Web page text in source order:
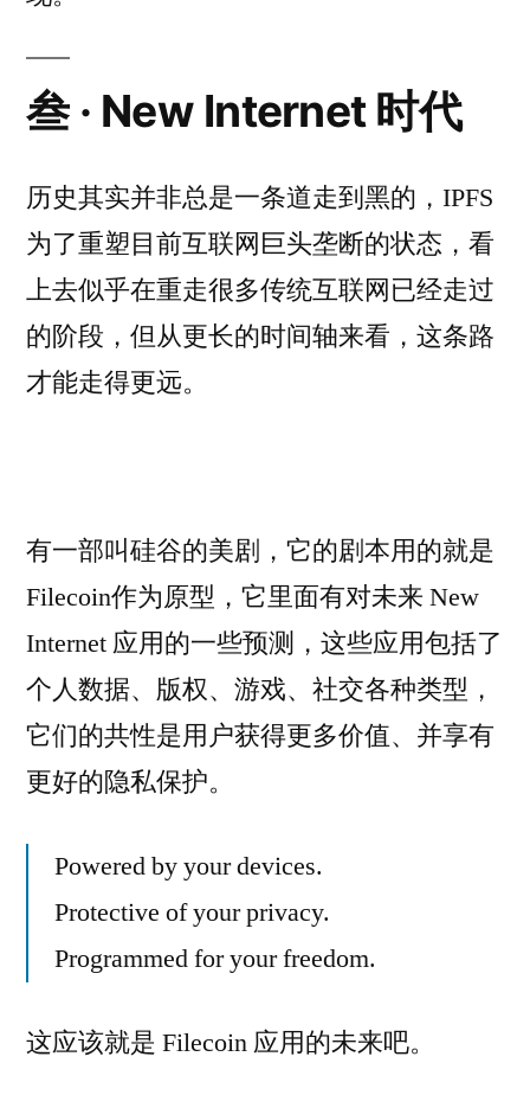
叁 · New Internet 时代
历史其实并非总是一条道走到黑的，IPFS
为了重塑目前互联网巨头垄断的状态，看
上去似乎在重走很多传统互联网已经走过
的阶段，但从更长的时间轴来看，这条路
才能走得更远。
有一部叫硅谷的美剧，它的剧本用的就是
Filecoin作为原型，它里面有对未来 New
Internet 应用的一些预测，这些应用包括了
个人数据、版权、游戏、社交各种类型，
它们的共性是用户获得更多价值、并享有
更好的隐私保护。
Powered by your devices.
Protective of your privacy.
Programmed for your freedom.
这应该就是 Filecoin 应用的未来吧。